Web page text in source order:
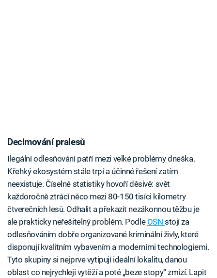
Decimování pralesů
Ilegální odlesňování patří mezi velké problémy dneška.
Křehký ekosystém stále trpí a účinné řešení zatím
neexistuje. Číselné statistiky hovoří děsivě: svět
každoročně ztrácí něco mezi 80-150 tisíci kilometry
čtverečních lesů. Odhalit a překazit nezákonnou těžbu je
ale prakticky neřešitelný problém. Podle OSNstojí za
odlesňováním dobře organizované kriminální živly, které
disponují kvalitním vybavením a moderními technologiemi.
Tyto skupiny si nejprve vytipují ideální lokalitu, danou
oblast co nejrychleji vytěží a poté „beze stopy“ zmizí. Lapit